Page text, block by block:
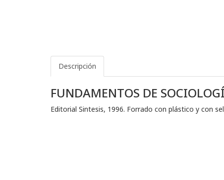
Descripción
FUNDAMENTOS DE
Editorial Sintesis, 1996. Forrado con plástico y con